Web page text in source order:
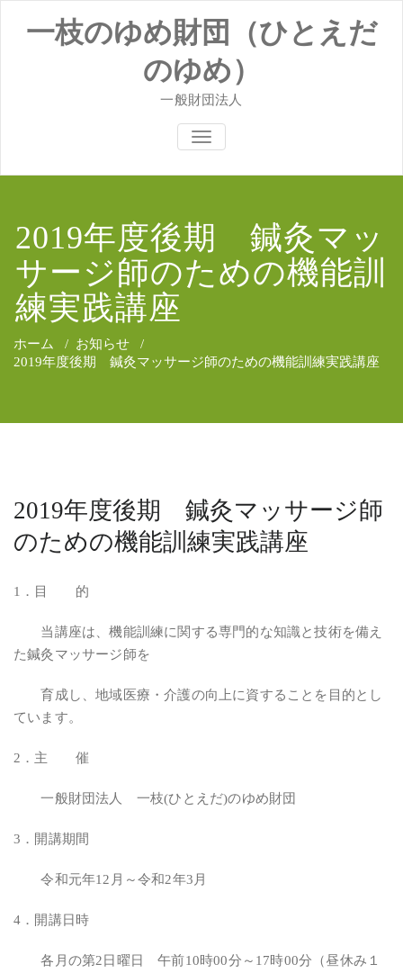
プ
一枝のゆめ財団（ひとえだ
のゆめ）
一般財団法人
ナビゲーションを切り替え
2019年度後期 鍼灸マッ
サージ師のための機能訓
練実践講座
ホーム / お知らせ /
2019年度後期 鍼灸マッサージ師のための機能訓練実践講座
2019年度後期 鍼灸マッサージ師
のための機能訓練実践講座
1．目 的
当講座は、機能訓練に関する専門的な知識と技術を備え
た鍼灸マッサージ師を
育成し、地域医療・介護の向上に資することを目的とし
ています。
2．主 催
一般財団法人 一枝(ひとえだ)のゆめ財団
3．開講期間
令和元年12月～令和2年3月
4．開講日時
各月の第2日曜日 午前10時00分～17時00分（昼休み１